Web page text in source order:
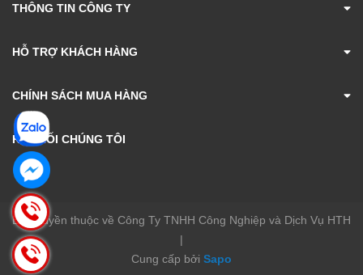
THÔNG TIN CÔNG TY
HỖ TRỢ KHÁCH HÀNG
CHÍNH SÁCH MUA HÀNG
KẾT NỐI CHÚNG TÔI
Bản quyền thuộc về Công Ty TNHH Công Nghiệp và Dịch Vụ HTH
|
Cung cấp bởi Sapo